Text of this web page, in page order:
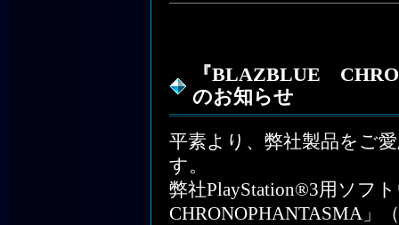
『BLAZBLUE
のお知らせ
平素より、弊社製品をご
す。
弊社PlayStation®3用ソフ
CHRONOPHANTASMA」